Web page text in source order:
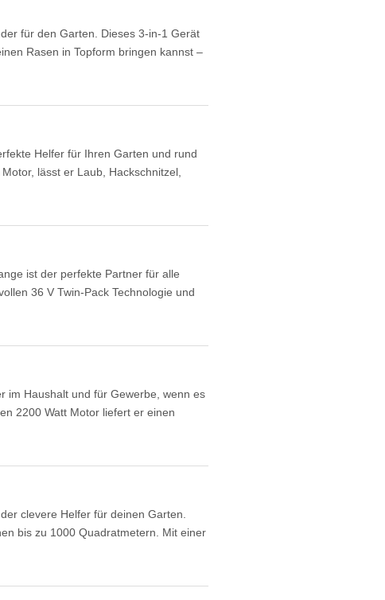
für den Garten. Dieses 3-in-1 Gerät
Rasen in Topform bringen kannst –
Helfer für Ihren Garten und rund
lässt er Laub, Hackschnitzel,
ist der perfekte Partner für alle
36 V Twin-Pack Technologie und
im Haushalt und für Gewerbe, wenn es
2200 Watt Motor liefert er einen
clevere Helfer für deinen Garten.
bis zu 1000 Quadratmetern. Mit einer